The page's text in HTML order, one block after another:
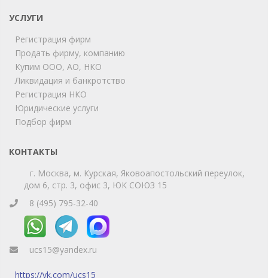
УСЛУГИ
Регистрация фирм
Продать фирму, компанию
Купим ООО, АО, НКО
Ликвидация и банкротство
Регистрация НКО
Юридические услуги
Подбор фирм
КОНТАКТЫ
г. Москва, м. Курская, Яковоапостольский переулок,
дом 6, стр. 3, офис 3, ЮК СОЮЗ 15
8 (495) 795-32-40
ucs15@yandex.ru
https://vk.com/ucs15
Мы на связи!
Позвоните нам или свяжитесь с нами через любой
удобный мессенджер!
Telegram
Телефон